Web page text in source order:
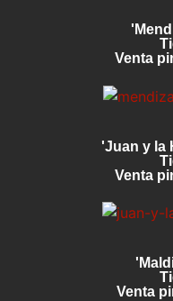
Venta
'Juan y la
Venta
Venta